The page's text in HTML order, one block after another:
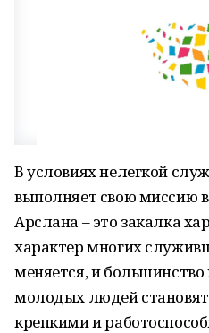
В условиях нелегкой
выполняет свою миссию
Арслана – это закалка
характер многих
меняется, и
молодых людей
крепкими и